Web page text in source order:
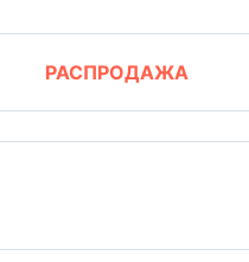
РАСПРОДАЖА